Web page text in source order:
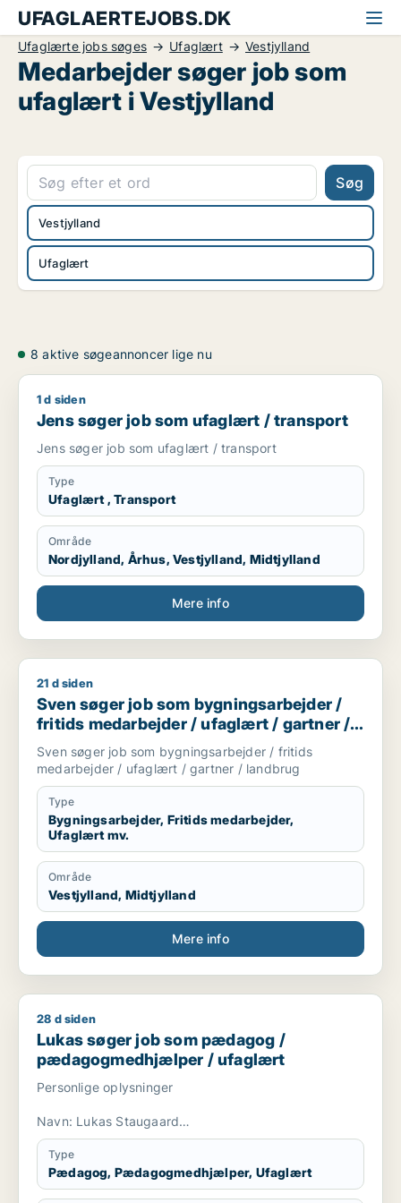
UFAGLAERTEJOBS.DK
Ufaglærte jobs søges Ufaglært Vestjylland
Medarbejder søger job som
ufaglært i Vestjylland
Søg
Ufaglært
Vestjylland
8 aktive søgeannoncer lige nu
Jens søger job som ufaglært / transport
1 d siden
Jens søger job som ufaglært / transport
Jens søger job som ufaglært / transport
Type
Ufaglært , Transport
Område
Nordjylland, Århus, Vestjylland, Midtjylland
Mere info
Sven søger job som bygningsarbejder / fritids
21 d siden
Sven søger job som bygningsarbejder /
fritids medarbejder / ufaglært / gartner /
landbrug
Sven søger job som bygningsarbejder / fritids
medarbejder / ufaglært / gartner / landbrug
Type
Bygningsarbejder, Fritids medarbejder,
Ufaglært mv.
Område
Vestjylland, Midtjylland
Mere info
Lukas søger job som pædagog / pædagogmedhjælper /
28 d siden
Lukas søger job som pædagog /
pædagogmedhjælper / ufaglært
Personlige oplysninger
Navn: Lukas Staugaard
E-mail: [xxxxx]
Adresse: [xxxxx] 1b
Profil
Type
Pædagog, Pædagogmedhjælper, Ufaglært